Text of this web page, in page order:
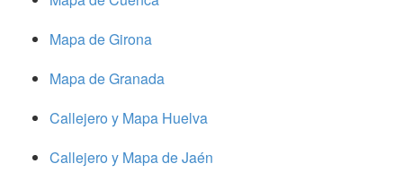
Mapa de Girona
Mapa de Granada
Callejero y Mapa Huelva
Callejero y Mapa de Jaén